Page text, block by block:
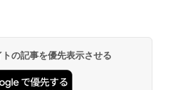
限定】 い・ろ・は・す 2L P
レス ×8本
の記事を優先表示させる